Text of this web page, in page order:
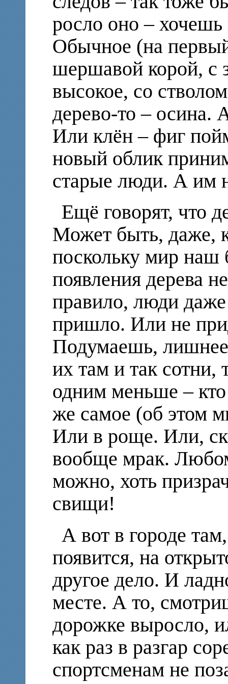
росло оно –
Обычное (на
шершавой корой, с
высокое, со
дерево-то – осина.
Или клён – фиг
новый облик
старые люди. А им
Ещё говорят, что
Может быть, даже,
поскольку мир наш
появления дерева
правило, люди
пришло. Или не
Подумаешь,
их там и так
одним меньше –
же самое (об этом
Или в роще. Или,
вообще мрак.
можно, хоть
свищи!
А вот в городе
появится, на
другое дело. И
месте. А то,
дорожке выросло,
как раз в разгар
спортсменам не